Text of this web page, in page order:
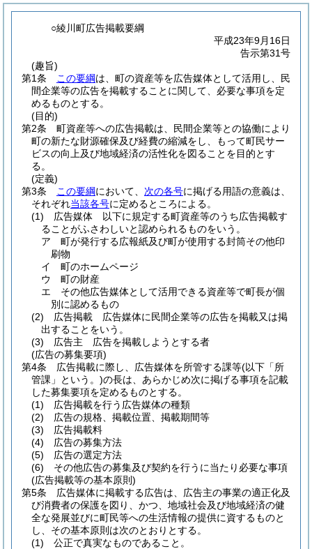
○綾川町広告掲載要綱
平成23年9月16日
告示第31号
(趣旨)
第1条
この要綱は、町の資産等を広告媒体として活用し、民
間企業等の広告を掲載することに関して、必要な事項を定
めるものとする。
(目的)
第2条
町資産等への広告掲載は、民間企業等との協働により
町の新たな財源確保及び経費の縮減をし、もって町民サー
ビスの向上及び地域経済の活性化を図ることを目的とす
る。
(定義)
第3条
この要綱において、 次の各号に掲げる用語の意義は、
それぞれ当該各号に定めるところによる。
(1)
広告媒体 以下に規定する町資産等のうち広告掲載す
ることがふさわしいと認められるものをいう。
ア
町が発行する広報紙及び町が使用する封筒その他印
刷物
イ
町のホームページ
ウ
町の財産
エ
その他広告媒体として活用できる資産等で町長が個
別に認めるもの
(2)
広告掲載 広告媒体に民間企業等の広告を掲載又は掲
出することをいう。
(3)
広告主 広告を掲載しようとする者
(広告の募集要項)
第4条
広告掲載に際し、広告媒体を所管する課等(以下「所
管課」という。)の長は、あらかじめ次に掲げる事項を記載
した募集要項を定めるものとする。
(1)
広告掲載を行う広告媒体の種類
(2)
広告の規格、掲載位置、掲載期間等
(3)
広告掲載料
(4)
広告の募集方法
(5)
広告の選定方法
(6)
その他広告の募集及び契約を行うに当たり必要な事項
(広告掲載等の基本原則)
第5条
広告媒体に掲載する広告は、広告主の事業の適正化及
び消費者の保護を図り、かつ、地域社会及び地域経済の健
全な発展並びに町民等への生活情報の提供に資するものと
し、その基本原則は次のとおりとする。
(1)
公正で真実なものであること。